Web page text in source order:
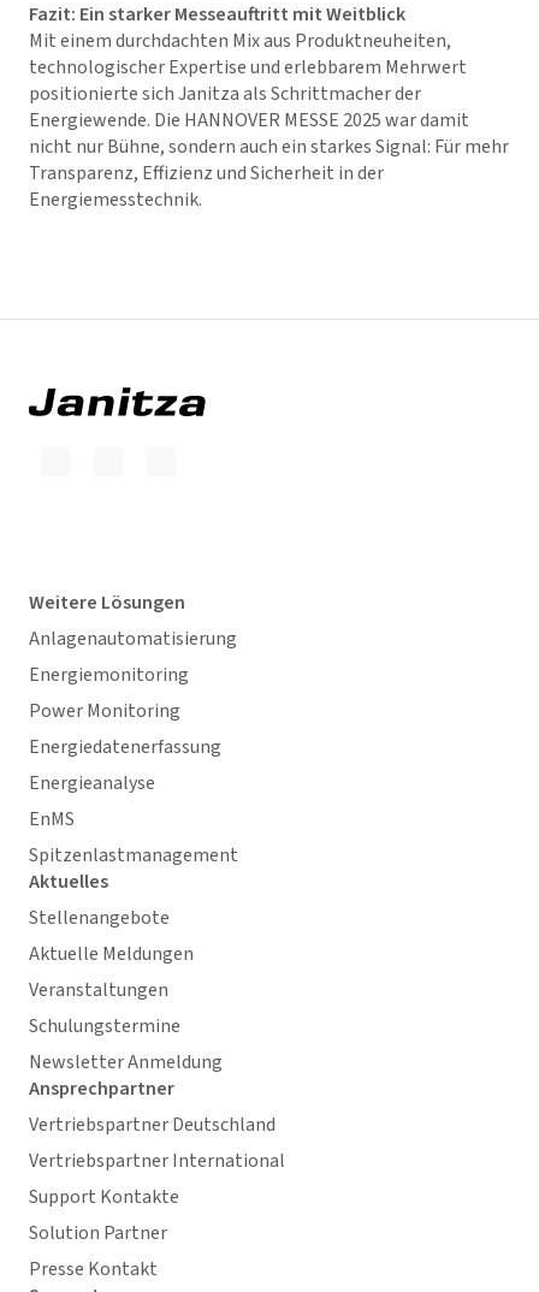
Fazit: Ein starker Messeauftritt mit Weitblick
Mit einem durchdachten Mix aus Produktneuheiten,
technologischer Expertise und erlebbarem Mehrwert
positionierte sich Janitza als Schrittmacher der
Energiewende. Die HANNOVER MESSE 2025 war damit
nicht nur Bühne, sondern auch ein starkes Signal: Für mehr
Transparenz, Effizienz und Sicherheit in der
Energiemesstechnik.
Weitere Lösungen
Anlagenautomatisierung
Energiemonitoring
Power Monitoring
Energiedatenerfassung
Energieanalyse
EnMS
Spitzenlastmanagement
Aktuelles
Stellenangebote
Aktuelle Meldungen
Veranstaltungen
Schulungstermine
Newsletter Anmeldung
Ansprechpartner
Vertriebspartner Deutschland
Vertriebspartner International
Support Kontakte
Solution Partner
Presse Kontakt